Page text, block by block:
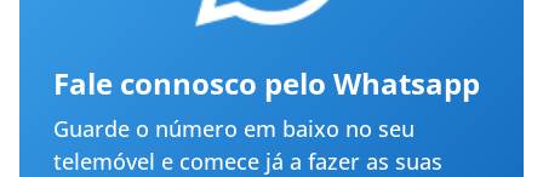
Fale connosco pelo Whatsapp
Guarde o número em baixo no seu
telemóvel e comece já a fazer as suas